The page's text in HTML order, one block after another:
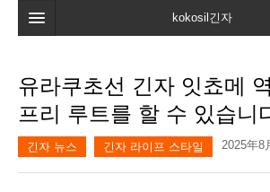
kokosil긴자
검색
최신정보
유라쿠초선 긴자 잇쵸메
프리 루트를 할 수 있습니
긴자 뉴스 긴자 라이프 스타일 2025年8